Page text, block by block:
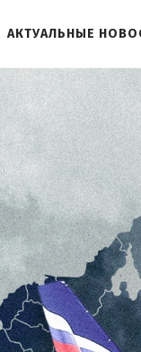
АКТУАЛЬНЫЕ
С
А